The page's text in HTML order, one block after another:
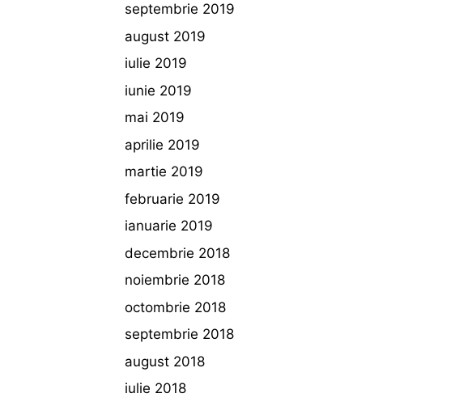
septembrie 2019
august 2019
iulie 2019
iunie 2019
mai 2019
aprilie 2019
martie 2019
februarie 2019
ianuarie 2019
decembrie 2018
noiembrie 2018
octombrie 2018
septembrie 2018
august 2018
iulie 2018